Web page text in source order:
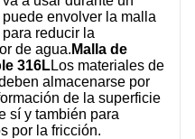
envolver la malla
reducir la
de agua. Malla de
316LLos materiales de
almacenarse por
de la superficie
sí y también para
por la fricción.